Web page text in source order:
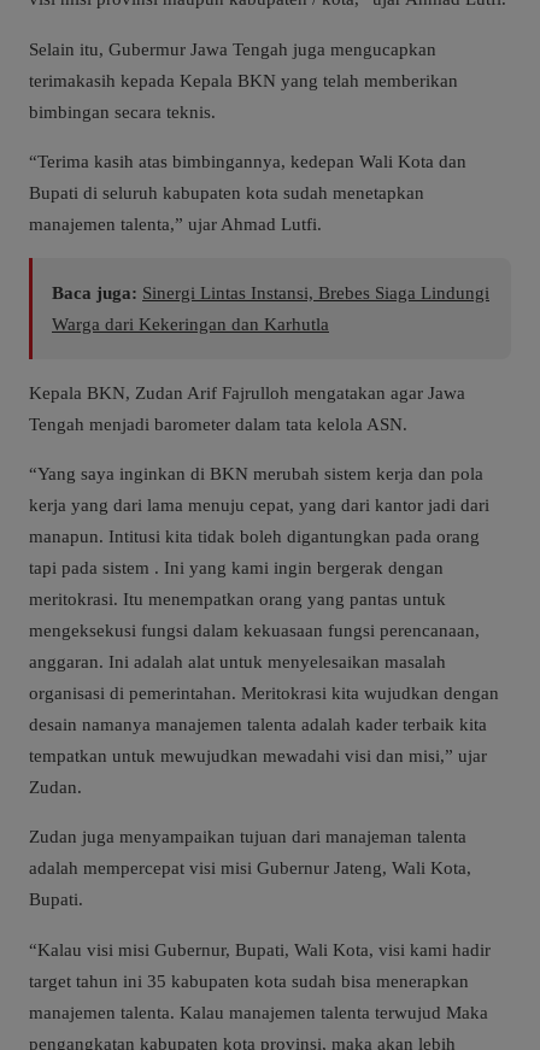
Selain itu, Gubermur Jawa Tengah juga mengucapkan
terimakasih kepada Kepala BKN yang telah memberikan
bimbingan secara teknis.
“Terima kasih atas bimbingannya, kedepan Wali Kota dan
Bupati di seluruh kabupaten kota sudah menetapkan
manajemen talenta,” ujar Ahmad Lutfi.
Baca juga: Sinergi Lintas Instansi, Brebes Siaga Lindungi
Warga dari Kekeringan dan Karhutla
Kepala BKN, Zudan Arif Fajrulloh mengatakan agar Jawa
Tengah menjadi barometer dalam tata kelola ASN.
“Yang saya inginkan di BKN merubah sistem kerja dan pola
kerja yang dari lama menuju cepat, yang dari kantor jadi dari
manapun. Intitusi kita tidak boleh digantungkan pada orang
tapi pada sistem . Ini yang kami ingin bergerak dengan
meritokrasi. Itu menempatkan orang yang pantas untuk
mengeksekusi fungsi dalam kekuasaan fungsi perencanaan,
anggaran. Ini adalah alat untuk menyelesaikan masalah
organisasi di pemerintahan. Meritokrasi kita wujudkan dengan
desain namanya manajemen talenta adalah kader terbaik kita
tempatkan untuk mewujudkan mewadahi visi dan misi,” ujar
Zudan.
Zudan juga menyampaikan tujuan dari manajeman talenta
adalah mempercepat visi misi Gubernur Jateng, Wali Kota,
Bupati.
“Kalau visi misi Gubernur, Bupati, Wali Kota, visi kami hadir
target tahun ini 35 kabupaten kota sudah bisa menerapkan
manajemen talenta. Kalau manajemen talenta terwujud Maka
pengangkatan kabupaten kota provinsi, maka akan lebih